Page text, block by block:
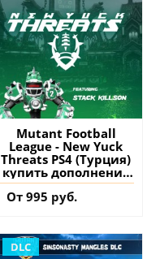
Mutant Football
League - New Yuck
Threats PS4 (Турция)
купить дополнение
на аккаунт
От 995 руб.
DLC